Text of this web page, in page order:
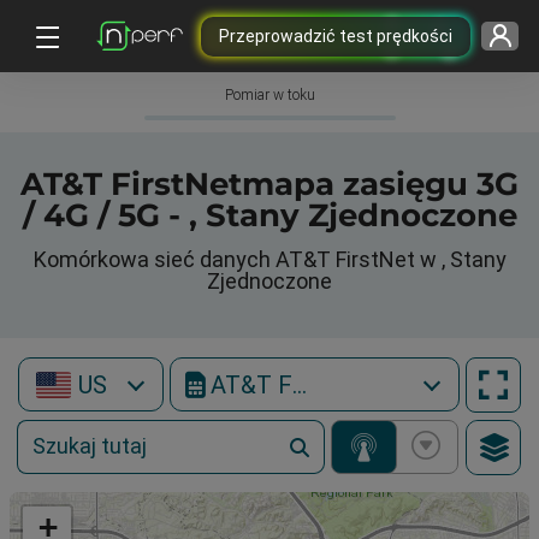
Przeprowadzić test prędkości
Pomiar w toku
AT&T FirstNetmapa zasięgu 3G
/ 4G / 5G - , Stany Zjednoczone
Komórkowa sieć danych AT&T FirstNet w , Stany
Zjednoczone
US AT&T FirstNet
+